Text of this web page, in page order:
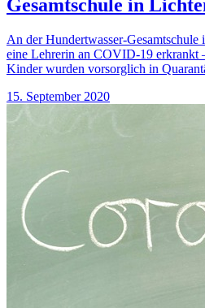
Gesamtschule in
An der Hundertwasser-
eine Lehrerin an COVID-19 erkrankt
Kinder wurden vorsorglich in
15. September 2020